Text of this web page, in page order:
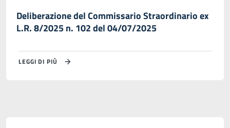
Deliberazione del Commissario Straordinario ex
L.R. 8/2025 n. 102 del 04/07/2025
LEGGI DI PIÙ